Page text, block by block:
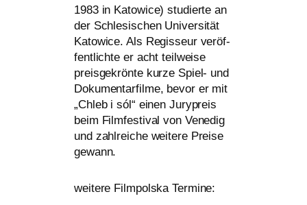
1983 in Katowice) stu­dier­te an
der Schlesischen Universität
Katowice. Als Regisseur ver­öf­
fent­lich­te er acht teil­wei­se
preis­ge­krön­te kur­ze Spiel- und
Dokumentarfilme, bevor er mit
„Chleb i sól“ einen Jurypreis
beim Filmfestival von Venedig
und zahl­rei­che wei­te­re Preise
gewann.
wei­te­re Filmpolska Termine: